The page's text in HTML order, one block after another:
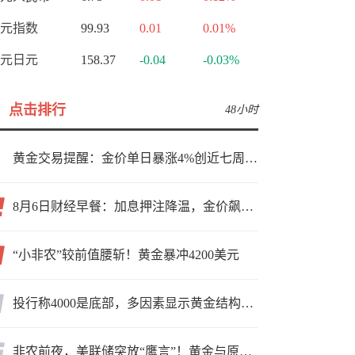
指数 99.93 0.01 0.01%
日元 158.37 -0.04 -0.03%
点击排行 48小时
黄金交易提醒：金价单日暴涨4%创近七周新高，加息预期降温叠加霍尔木兹“暂停信号”，牛市重启了？
8月6日财经早餐：加息押注降温，金价飙升至近两个月高位，地缘缓和预期，美油75关口拉锯
“小非农”较前值腰斩！黄金暴冲4200美元
投行称4000是底部，多因素显示黄金结构性机会显现
非农前夜，美联储突放“鹰言”！黄金与原油为何联手反攻？